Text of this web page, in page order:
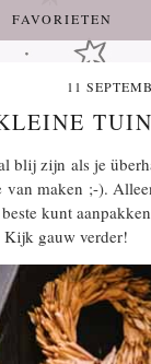
FAVORIETEN
11
blij zijn als je
van maken ;-).
kunt
Kijk gauw verder!